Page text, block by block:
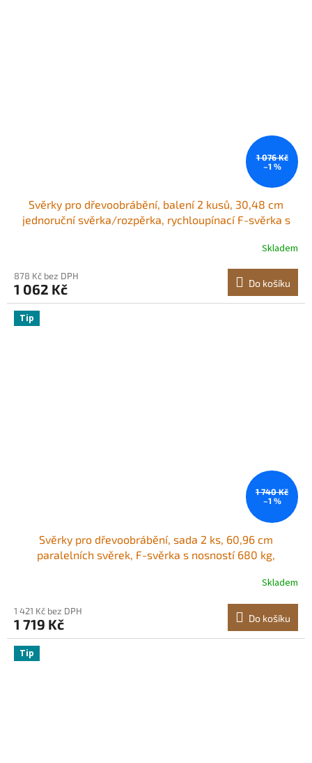
1 076 Kč
–1 %
Svěrky pro dřevoobrábění, balení 2 kusů, 30,48 cm
jednoruční svěrka/rozpěrka, rychloupínací F-svěrka s
dřevoobrábění a kovobrábění, oranžová + černáSkladem
878 Kč bez DPH
1 062 Kč Do košíku
Tip
1 740 Kč
–1 %
Svěrky pro dřevoobrábění, sada 2 ks, 60,96 cm
paralelních svěrek, F-svěrka s nosností 680 kg,
pro dřevoobrábění a kovobrábění, oranžováSkladem
1 421 Kč bez DPH
1 719 Kč Do košíku
Tip